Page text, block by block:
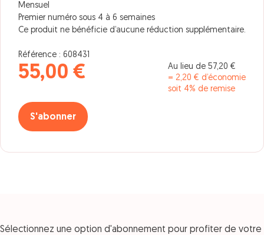
Mensuel
Premier numéro sous 4 à 6 semaines
Ce produit ne bénéficie d’aucune réduction supplémentaire.
Référence : 608431
55,00 €
Au lieu de 57,20 €
= 2,20 € d’économie
soit 4% de remise
S'abonner
Sélectionnez une option d'abonnement pour profiter de votre